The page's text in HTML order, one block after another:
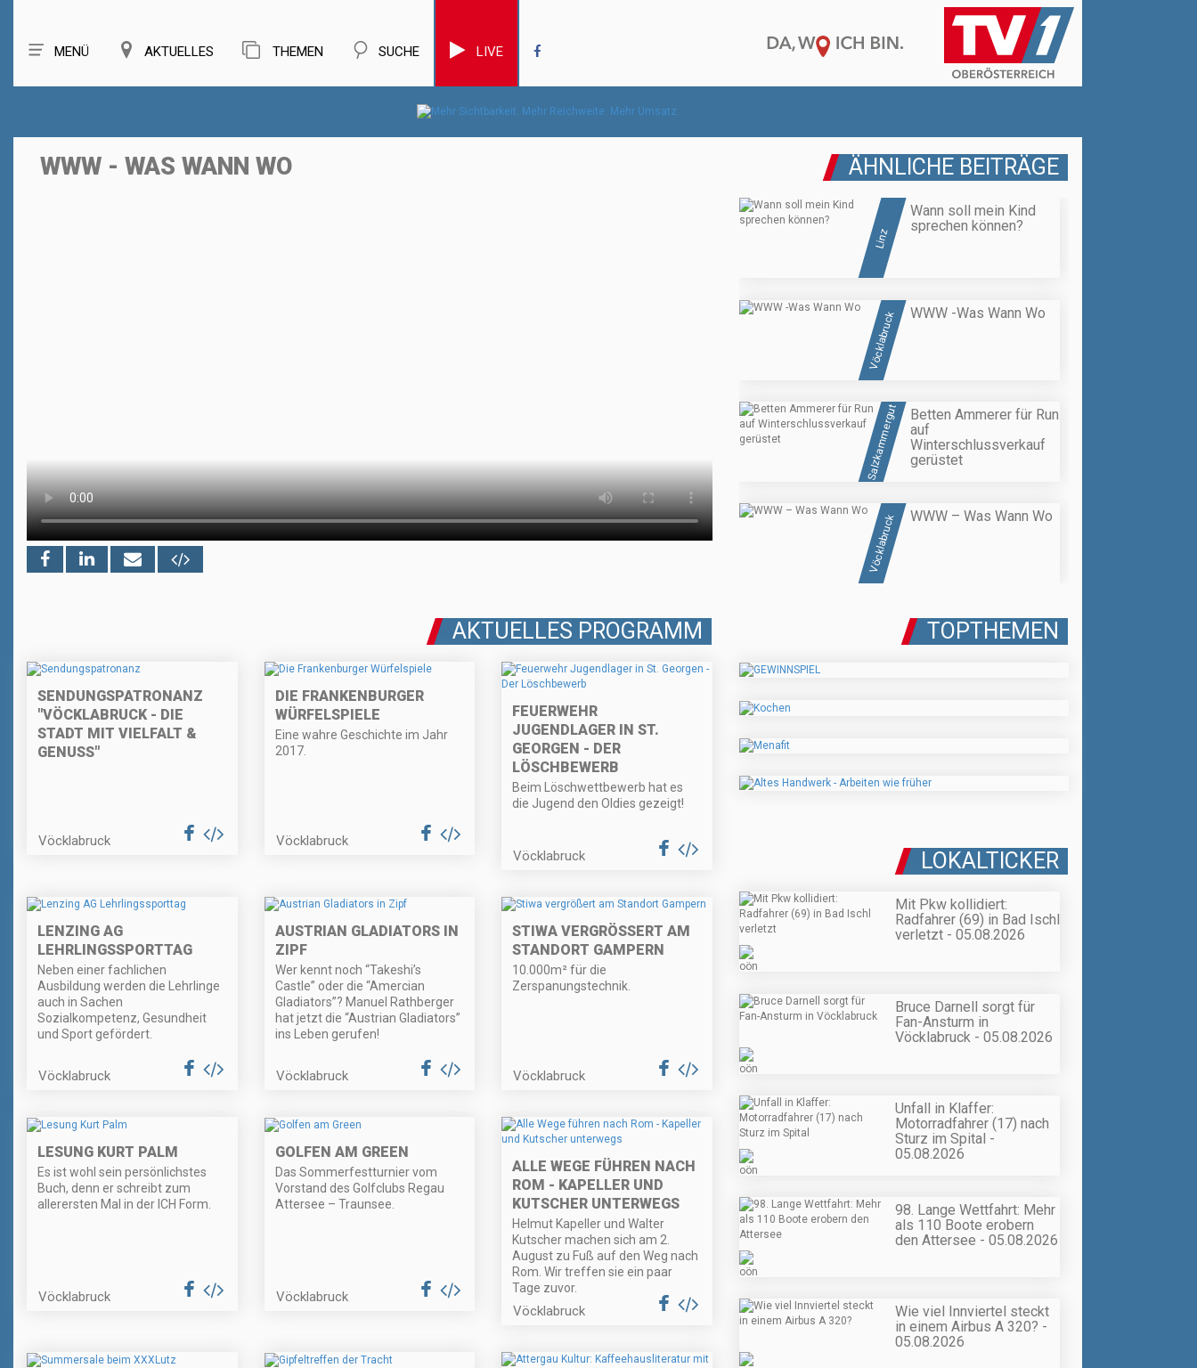
MENÜ AKTUELLES THEMEN SUCHE LIVE
WWW - WAS WANN WO ÄHNLICHE BEITRÄGE
Linz
Wann soll mein Kind
sprechen können?
Vöcklabruck WWW -Was Wann Wo
Salzkammergut
Betten Ammerer für Run
auf
Winterschlussverkauf
gerüstet
Vöcklabruck WWW – Was Wann Wo
AKTUELLES PROGRAMM
SENDUNGSPATRONANZ
"VÖCKLABRUCK - DIE
STADT MIT VIELFALT &
GENUSS"
Vöcklabruck
DIE FRANKENBURGER
WÜRFELSPIELE
Eine wahre Geschichte im Jahr
2017.
Vöcklabruck
FEUERWEHR
JUGENDLAGER IN ST.
GEORGEN - DER
LÖSCHBEWERB
Beim Löschwettbewerb hat es
die Jugend den Oldies gezeigt!
Vöcklabruck
LENZING AG
LEHRLINGSSPORTTAG
Neben einer fachlichen
Ausbildung werden die Lehrlinge
auch in Sachen
Sozialkompetenz, Gesundheit
und Sport gefördert.
Vöcklabruck
AUSTRIAN GLADIATORS IN
ZIPF
Wer kennt noch “Takeshi’s
Castle” oder die “Amercian
Gladiators”? Manuel Rathberger
hat jetzt die “Austrian Gladiators”
ins Leben gerufen!
Vöcklabruck
STIWA VERGRÖSSERT AM S
TANDORT GAMPERN
10.000m² für die
Zerspanungstechnik.
Vöcklabruck
LESUNG KURT PALM
Es ist wohl sein persönlichstes
Buch, denn er schreibt zum
allerersten Mal in der ICH Form.
Vöcklabruck
GOLFEN AM GREEN
Das Sommerfestturnier vom
Vorstand des Golfclubs Regau
Attersee – Traunsee.
Vöcklabruck
ALLE WEGE FÜHREN NACH
ROM - KAPELLER UND
KUTSCHER UNTERWEGS
Helmut Kapeller und Walter
Kutscher machen sich am 2.
August zu Fuß auf den Weg nach
Rom. Wir treffen sie ein paar
Tage zuvor.
Vöcklabruck
TOPTHEMEN
LOKALTICKER
Mit Pkw kollidiert:
Radfahrer (69) in Bad Ischl
verletzt - 05.08.2026
Bruce Darnell sorgt für
Fan-Ansturm in
Vöcklabruck - 05.08.2026
Unfall in Klaffer:
Motorradfahrer (17) nach
Sturz im Spital -
05.08.2026
98. Lange Wettfahrt: Mehr
als 110 Boote erobern
den Attersee - 05.08.2026
Wie viel Innviertel steckt
in einem Airbus A 320? -
05.08.2026